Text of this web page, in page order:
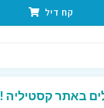
קח דיל
באתר קסטיליה !